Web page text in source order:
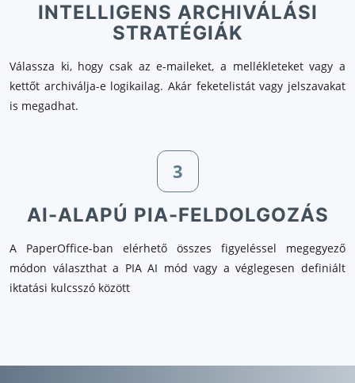
INTELLIGENS ARCHIVÁLÁSI
STRATÉGIÁK
Válassza ki, hogy csak az e-maileket, a mellékleteket vagy a
kettőt archiválja-e logikailag. Akár feketelistát vagy jelszavakat
is megadhat.
3
AI-ALAPÚ PIA-FELDOLGOZÁS
A PaperOffice-ban elérhető összes figyeléssel megegyező
módon választhat a PIA AI mód vagy a véglegesen definiált
iktatási kulcsszó között